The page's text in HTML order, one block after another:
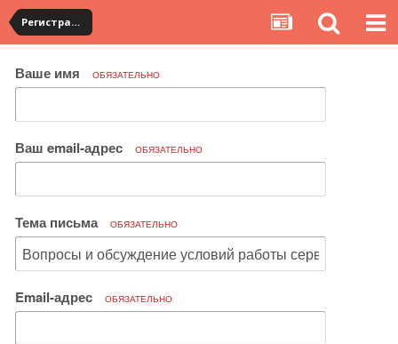
Регистрация на YouCanBuy. Общие вопросы по работе сервиса
Ваше имя ОБЯЗАТЕЛЬНО
Ваш email-адрес ОБЯЗАТЕЛЬНО
Тема письма ОБЯЗАТЕЛЬНО
Email-адрес ОБЯЗАТЕЛЬНО